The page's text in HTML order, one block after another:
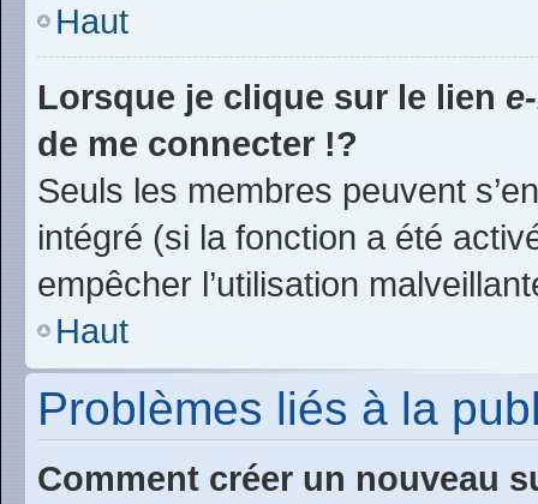
Haut
Lorsque je clique sur le lien
de me connecter !?
Seuls les membres peuvent
intégré (si la fonction a été
empêcher l’utilisation
Haut
Problèmes liés à la
Comment créer un nouveau